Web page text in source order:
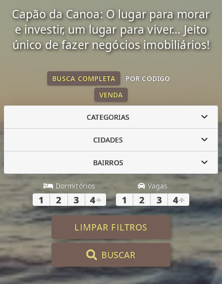
Capão da Canoa: O lugar para morar
e investir, um lugar para viver... Jeito
único de fazer negócios imobiliários!
VENDA
BUSCA COMPLETA POR CÓDIGO
CATEGORIAS
CIDADES
BAIRROS
Dormitórios
1 2 3 4+
Vagas
1 2 3 4+
LIMPAR FILTROS
BUSCAR